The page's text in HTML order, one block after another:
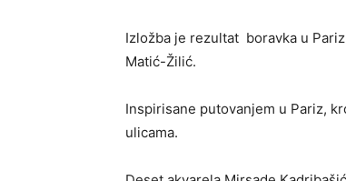
Izložba je rezultat boravka u
Matić-Žilić.
Inspirisane putovanjem u Pariz,
ulicama.